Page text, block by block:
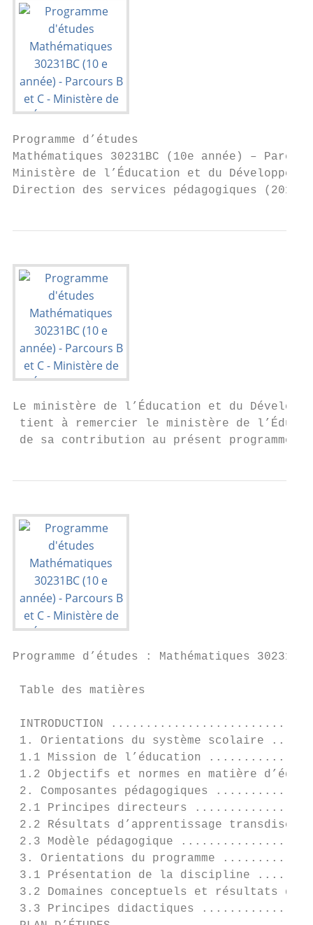
Programme d’études
Mathématiques 30231BC (10e année) –
Ministère de l’Éducation et du
Direction des services pédagogiques (2012)
Le ministère de l’Éducation et du
tient à remercier le ministère de
de sa contribution au présent programme
Programme d’études : Mathématiques
Table des matières
INTRODUCTION
1. Orientations du système
1.1 Mission de l’éducation
1.2 Objectifs et normes en
2. Composantes
2.1 Principes directeurs
2.2 Résultats
2.3 Modèle pédagogique
3. Orientations du
3.1 Présentation de la
3.2 Domaines conceptuels et
3.3 Principes didactiques